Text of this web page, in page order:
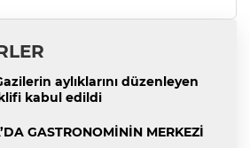
aylıklarını düzenleyen
kabul edildi
GASTRONOMİNİN MERKEZİ